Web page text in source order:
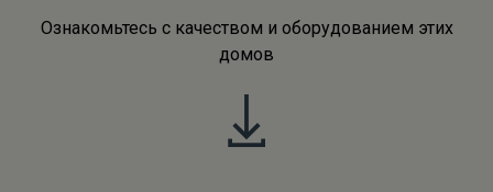
Ознакомьтесь с качеством и оборудованием этих
домов